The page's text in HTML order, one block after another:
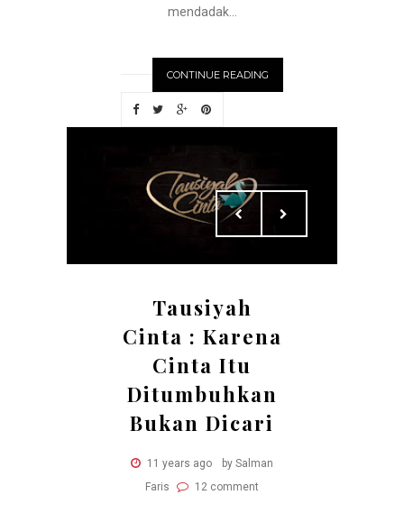
mendadak...
CONTINUE READING
Tausiyah
Cinta : Karena
Cinta Itu
Ditumbuhkan
Bukan Dicari
11 years ago
by Salman
Faris
12 comment